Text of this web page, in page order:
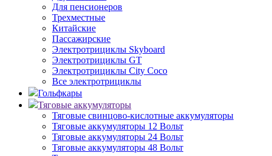
Для пенсионеров
Трехместные
Китайские
Пассажирские
Электротрициклы Skyboard
Электротрициклы GT
Электротрициклы City Coco
Все электротрициклы
Гольфкары
Тяговые аккумуляторы
Тяговые свинцово-кислотные аккумуляторы
Тяговые аккумуляторы 12 Вольт
Тяговые аккумуляторы 24 Вольт
Тяговые аккумуляторы 48 Вольт